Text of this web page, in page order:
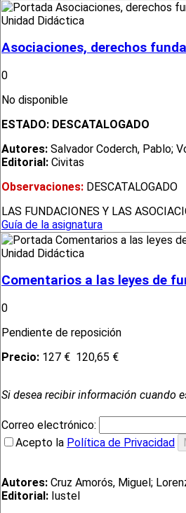
Unidad Didáctica
Asociaciones, derechos
0
No disponible
ESTADO: DESCATALOGADO
Autores: Salvador Coderch, Pablo;
Editorial: Civitas
Observaciones: DESCATALOGADO
LAS FUNDACIONES Y LAS
Guía de la asignatura
Unidad Didáctica
Comentarios a las leyes de
0
Pendiente de reposición
Precio: 127 € 120,65 €
Si desea recibir información cuando
Correo electrónico:
Acepto la Política de Privacidad
Autores: Cruz Amorós, Miguel;
Editorial: Iustel